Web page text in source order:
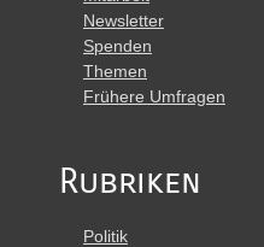
Newsletter
Spenden
Themen
Frühere Umfragen
Rubriken
Politik